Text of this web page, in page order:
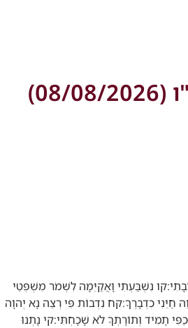
קו נִשְׁבַּעְתִּי וָאֲקַיֵּמָה לִשְׁמֹר מִשְׁפְּטֵי
חַיֵּנִי כִדְבָרֶךָ:קח נִדְבוֹת פִּי רְצֵה נָא יְהוָה
תָמִיד וְתוֹרָתְךָ לֹא שָׁכָחְתִּי:קי נָתְנוּ